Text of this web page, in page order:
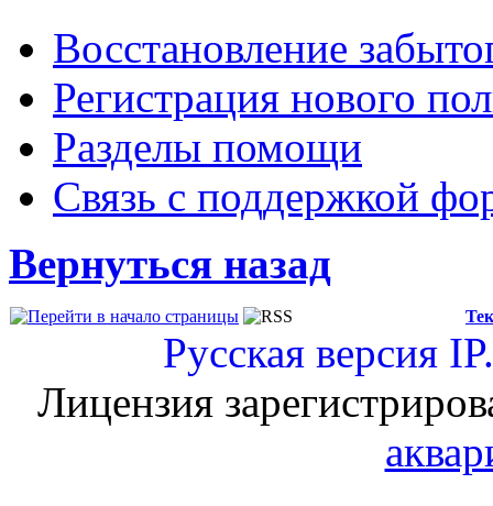
Восстановление
Регистрация нового
Разделы помощи
Связь с поддержкой
Вернуться назад
Русская версия
Лицензия